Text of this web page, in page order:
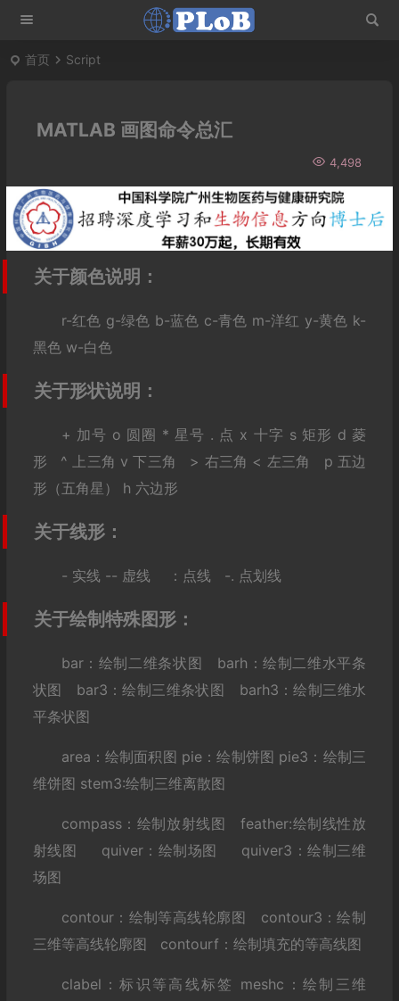
首页 Script
MATLAB 画图命令总汇
4,498
关于颜色说明：
r-红色 g-绿色 b-蓝色 c-青色 m-洋红 y-黄色 k-
黑色 w-白色
关于形状说明：
+ 加号 o 圆圈 * 星号 . 点 x 十字 s 矩形 d 菱
形 ^ 上三角 v 下三角 > 右三角 < 左三角 p 五边
形（五角星） h 六边形
关于线形：
- 实线 -- 虚线 ：点线 -. 点划线
关于绘制特殊图形：
bar：绘制二维条状图 barh：绘制二维水平条
状图 bar3：绘制三维条状图 barh3：绘制三维水
平条状图
area：绘制面积图 pie：绘制饼图 pie3：绘制三
维饼图 stem3:绘制三维离散图
compass：绘制放射线图 feather:绘制线性放
射线图 quiver：绘制场图 quiver3：绘制三维
场图
contour：绘制等高线轮廓图 contour3：绘制
三维等高线轮廓图 contourf：绘制填充的等高线图
clabel：标识等高线标签 meshc：绘制三维